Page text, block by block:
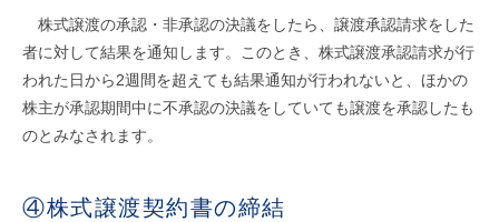
株式譲渡の承認・非承認の決議をしたら、譲渡承認請求をした
者に対して結果を通知します。このとき、株式譲渡承認請求が行
われた日から2週間を超えても結果通知が行われないと、ほかの
株主が承認期間中に不承認の決議をしていても譲渡を承認したも
のとみなされます。
④株式譲渡契約書の締結